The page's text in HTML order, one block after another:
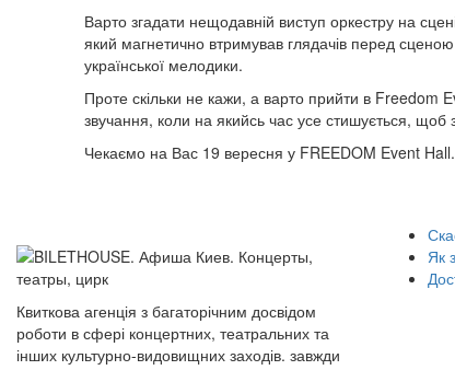
Варто згадати нещодавній виступ оркестру на
який магнетично втримував глядачів перед
української мелодики.
Проте скільки не кажи, а варто прийти в Freedom
звучання, коли на якийсь час усе стишується, щоб
Чекаємо на Вас 19 вересня у FREEDOM Event
Квиткова агенція з багаторічним досвідом
роботи в сфері концертних, театральних та
інших культурно-видовищних заходів. завжди
Як